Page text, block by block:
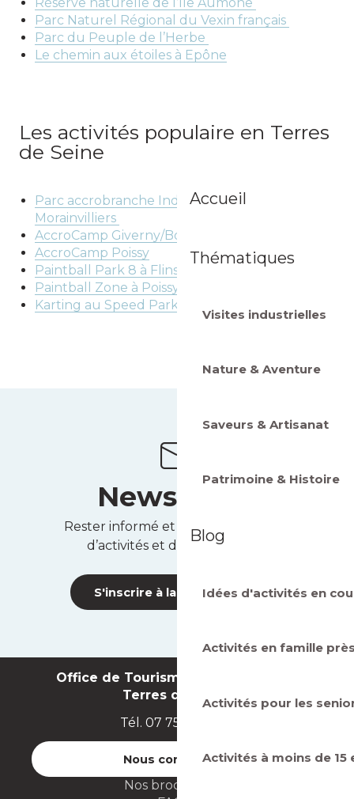
Accueil
Thématiques
Visites industrielles
Nature & Aventure
Saveurs & Artisanat
Patrimoine & Histoire
Blog
Idées d'activités en
Activités en famille
Activités pour les
Activités à moins de 15
Réserve naturelle de l’île Aumône
Parc Naturel Régional du Vexin français
Parc du Peuple de l’Herbe
Le chemin aux étoiles à Epône
Les activités populaire en Terres
de Seine
Parc accrobranche Indian Forest 78 à
Morainvilliers
AccroCamp Giverny/Boucles de Seine
AccroCamp Poissy
Paintball Park 8 à Flins-sur-Seine
Paintball Zone à Poissy
Karting au Speed Park à Conflans
Newsletter
Rester informé et recevoir des idées
d’activités et des bons plans !
S'inscrire à la newsletter
Nos brochures
Office de Tourisme Intercommunal
Terres de Seine
Tél. 07 75 71 07 49
Nous contacter